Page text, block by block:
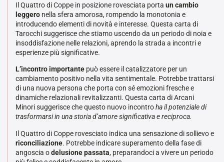
Il Quattro di Coppe in posizione rovesciata porta un cambio
leggero nella sfera amorosa, rompendo la monotonia e
introducendo elementi di novità e interesse. Questa carta di
Tarocchi suggerisce che stiamo uscendo da un periodo di noia e
insoddisfazione nelle relazioni, aprendo la strada a incontri e
esperienze più significative.
L’incontro importante può essere il catalizzatore per un
cambiamento positivo nella vita sentimentale. Potrebbe trattarsi
di una nuova persona che porta con sé emozioni fresche e
dinamiche relazionali revitalizzanti. Questa carta di Arcani
Minori suggerisce che questo nuovo incontroha il potenziale di
trasformarsi in una storia d’amore significativa e reciproca.
Il Quattro di Coppe rovesciato indica una sensazione di sollievo e
riconciliazione. Potrebbe indicare superamento della fase di
angoscia odelusione passata, preparandoci a vivere un periodo